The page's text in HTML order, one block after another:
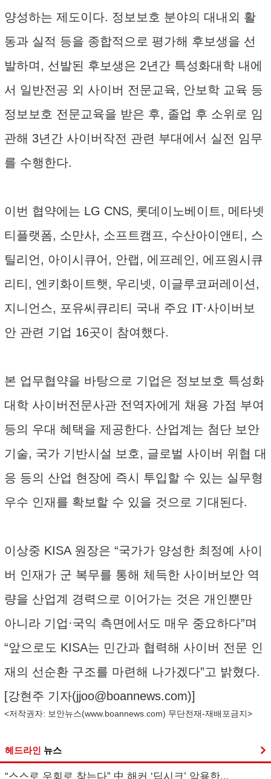
양성하는 제도이다. 정보보호 분야의 대내외 활
동과 실적 등을 종합적으로 평가해 후보생을 선
발하며, 선발된 후보생은 2년간 특성화대학 내에
서 일반전공 외 사이버 전문교육, 안보학 교육 등
정보보호 전문교육을 받은 후, 졸업 후 소위로 임
관해 3년간 사이버작전 관련 부대에서 실전 임무
를 수행한다.
이번 협약에는 LG CNS, 롯데이노베이트, 메타넷
티플랫폼, 소만사, 소프트캠프, 수산아이앤티, 스
틸리언, 아이시큐어, 안랩, 에프레인, 에프원시큐
리티, 엔키화이트햇, 우리넷, 이글루코퍼레이션,
지니언스, 포유씨큐리티 국내 주요 IT·사이버보
안 관련 기업 16곳이 참여했다.
본 업무협약을 바탕으로 기업은 정보보호 특성화
대학 사이버전문사관 전역자에게 채용 가점 부여
등의 우대 혜택을 제공한다. 산업계는 첨단 보안
기술, 국가 기반시설 보호, 글로벌 사이버 위협 대
응 등의 산업 현장에 즉시 투입할 수 있는 실무형
우수 인재를 확보할 수 있을 것으로 기대된다.
이상중 KISA 원장은 “국가가 양성한 최정예 사이
버 인재가 군 복무를 통해 체득한 사이버보안 역
량을 산업계 경력으로 이어가는 것은 개인뿐만
아니라 기업·국익 측면에서도 매우 중요하다”며
“앞으로도 KISA는 민간과 협력해 사이버 전문 인
재의 선순환 구조를 마련해 나가겠다”고 밝혔다.
[강현주 기자(jjoo@boannews.com)]
<저작권자: 보안뉴스(www.boannews.com) 무단전재-재배포금지>
헤드라인 뉴스
“스스로 우회로 찾는다” 中 해커 ‘딥시크’ 악용한...